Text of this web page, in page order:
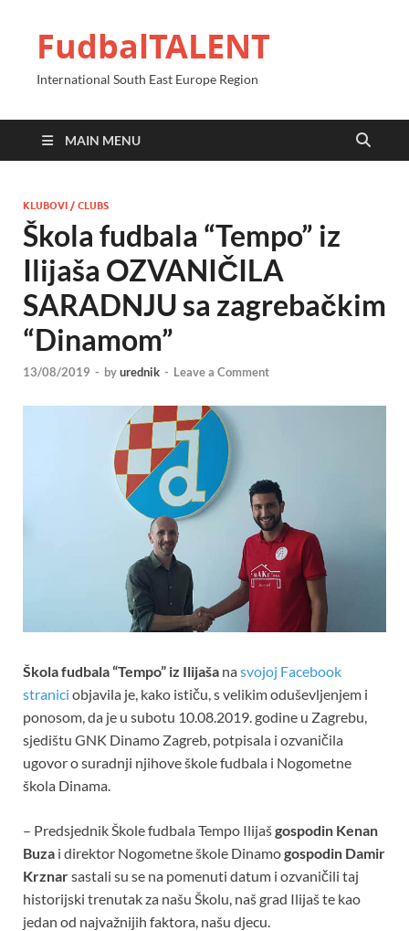
FudbalTALENT
International South East Europe Region
MAIN MENU
KLUBOVI / CLUBS
Škola fudbala “Tempo” iz
Ilijaša OZVANIČILA
SARADNJU sa zagrebačkim
“Dinamom”
13/08/2019 - byurednik - Leave a Comment
Škola fudbala “Tempo” iz Ilijaša nasvojoj Facebook
stranici objavila je, kako ističu, s velikim oduševljenjem i
ponosom, da je u subotu 10.08.2019. godine u Zagrebu,
sjedištu GNK Dinamo Zagreb, potpisala i ozvaničila
ugovor o suradnji njihove škole fudbala i Nogometne
škola Dinama.
– Predsjednik Škole fudbala Tempo Ilijašgospodin Kenan
Buza i direktor Nogometne škole Dinamogospodin Damir
Krznarsastali su se na pomenuti datum i ozvaničili taj
historijski trenutak za našu Školu, naš grad Ilijaš te kao
jedan od najvažnijih faktora, našu djecu.